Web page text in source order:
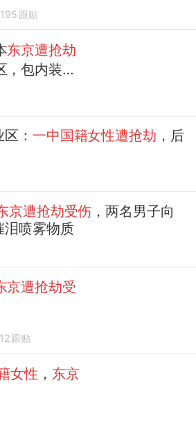
195 跟贴
东京遭抢劫
，包内装有
： 一中国籍女性遭抢劫 ，后
京遭抢劫受伤 ，两名男子向
泪喷雾物质
京遭抢劫受
跟贴
女性 ， 东京